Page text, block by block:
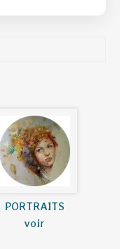
PORTRAITS
voir